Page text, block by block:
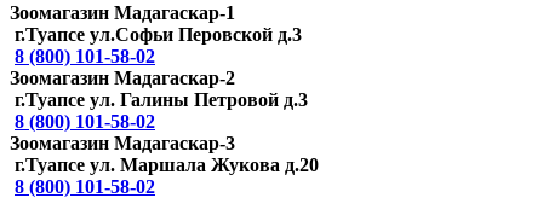
Зоомагазин Мадагаскар-1
г.Туапсе ул.Софьи Перовской д.3
8 (800) 101-58-02
Зоомагазин Мадагаскар-2
г.Туапсе ул. Галины Петровой д.3
8 (800) 101-58-02
Зоомагазин Мадагаскар-3
г.Туапсе ул. Маршала Жукова д.20
8 (800) 101-58-02